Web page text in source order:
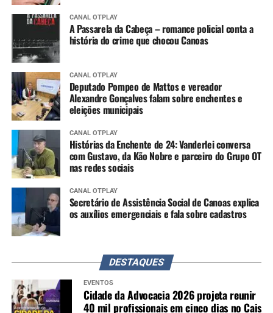
CANAL OTPLAY
A Passarela da Cabeça – romance policial conta a
história do crime que chocou Canoas
CANAL OTPLAY
Deputado Pompeo de Mattos e vereador
Alexandre Gonçalves falam sobre enchentes e
eleições municipais
CANAL OTPLAY
Histórias da Enchente de 24: Vanderlei conversa
com Gustavo, da Kão Nobre e parceiro do Grupo OT
nas redes sociais
CANAL OTPLAY
Secretário de Assistência Social de Canoas explica
os auxílios emergenciais e fala sobre cadastros
DESTAQUES
EVENTOS
Cidade da Advocacia 2026 projeta reunir
40 mil profissionais em cinco dias no Cais